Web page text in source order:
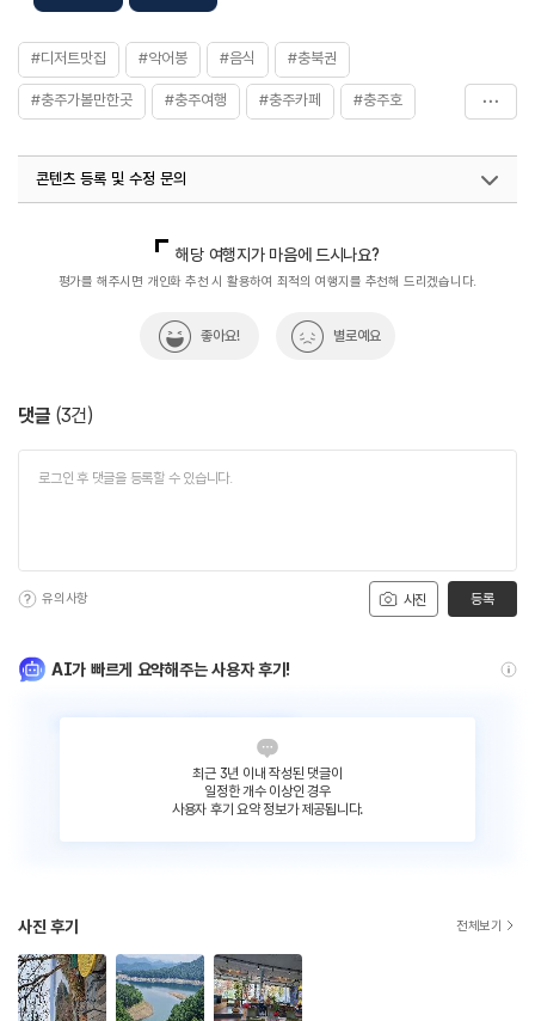
#디저트맛집 #악어봉 #음식 #충북권
#충주가볼만한곳 #충주여행 #충주카페 #충주호
콘텐츠 등록 및 수정 문의
열린관광콘텐츠팀(열린관광-모두의여행)
033-738-3425
해당 여행지가 마음에 드시나요?
평가를 해주시면 개인화 추천 시 활용하여 최적의 여행지를 추천해 드리겠습니다.
좋아요! 별로예요
댓글 (3건)
사진
유의사항 등록
AI가 빠르게 요약해주는 사용자 후기!
최근 3년 이내 작성된 댓글이
일정한 개수 이상인 경우
사용자 후기 요약 정보가 제공됩니다.
사진 후기 전체보기